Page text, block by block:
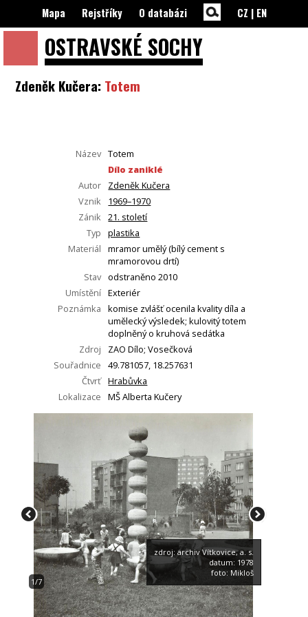
OSTRAVSKÉ SOCHY
Mapa Rejstříky O databázi CZ | EN
Zdeněk Kučera: Totem
Název Totem
Dílo zaniklé
Autor
Zdeněk Kučera
Vznik
1969–1970
Zánik 21. století
Typ
plastika
Materiál
mramor umělý (bílý cement s
mramorovou drtí)
Stav odstraněno 2010
Umístění Exteriér
Poznámka
komise zvlášť ocenila kvality díla a
umělecký výsledek; kulovitý totem
doplněný o kruhová sedátka
Zdroj
ZAO Dílo; Vosečková
Souřadnice
49.781057, 18.257631
Čtvrť Hrabůvka
Lokalizace
MŠ Alberta Kučery
1/7
zdroj: archiv Vítkovice, a. s.
datum: 1978
foto: Mikloš